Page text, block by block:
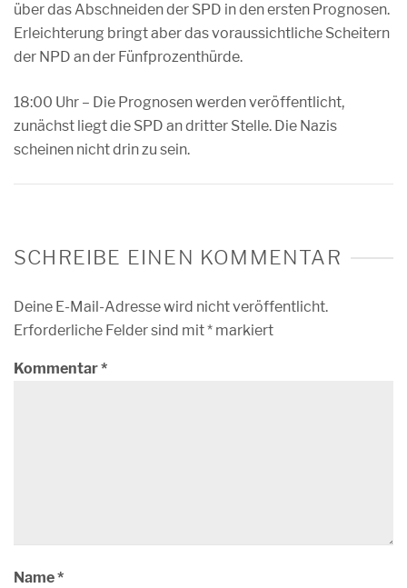
über das Abschneiden der SPD in den ersten Prognosen.
Erleichterung bringt aber das voraussichtliche Scheitern
der NPD an der Fünfprozenthürde.
18:00 Uhr – Die Prognosen werden veröffentlicht,
zunächst liegt die SPD an dritter Stelle. Die Nazis
scheinen nicht drin zu sein.
SCHREIBE EINEN KOMMENTAR
Deine E-Mail-Adresse wird nicht veröffentlicht.
Erforderliche Felder sind mit* markiert
Kommentar*
Name*